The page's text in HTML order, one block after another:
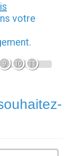
votre
9 10 11